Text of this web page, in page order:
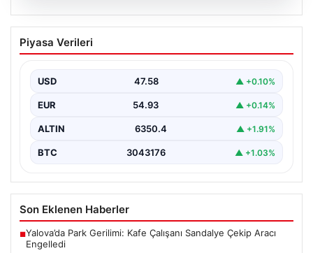
05.08.2026
Merkez Bankası’nın Nisan faiz kararı:
Tarih, saat ve ekonomist beklentileri
Kurulu, nisan ayı faiz kararını açıklamak üzere
toplanıyor.…
Piyasa Verileri
USD 47.58 ▲ +0.10%
EUR 54.93 ▲ +0.14%
ALTIN 6350.4 ▲ +1.91%
BTC 3043176 ▲ +1.03%
Son Eklenen Haberler
■Yalova’da Park Gerilimi: Kafe Çalışanı Sandalye Çekip Aracı
Engelledi